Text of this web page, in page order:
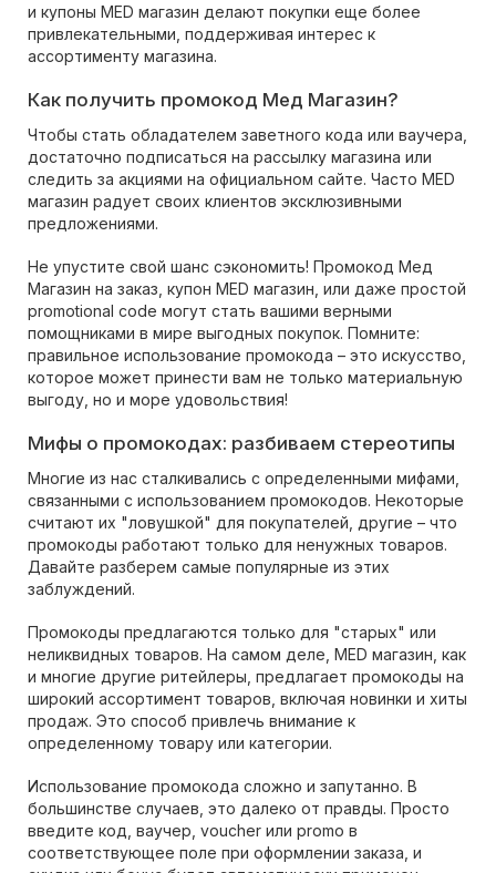
и купоны MED магазин делают покупки еще более
привлекательными, поддерживая интерес к
ассортименту магазина.
Как получить промокод Мед Магазин?
Чтобы стать обладателем заветного кода или ваучера,
достаточно подписаться на рассылку магазина или
следить за акциями на официальном сайте. Часто MED
магазин радует своих клиентов эксклюзивными
предложениями.
Не упустите свой шанс сэкономить! Промокод Мед
Магазин на заказ, купон MED магазин, или даже простой
promotional code могут стать вашими верными
помощниками в мире выгодных покупок. Помните:
правильное использование промокода – это искусство,
которое может принести вам не только материальную
выгоду, но и море удовольствия!
Мифы о промокодах: разбиваем стереотипы
Многие из нас сталкивались с определенными мифами,
связанными с использованием промокодов. Некоторые
считают их "ловушкой" для покупателей, другие – что
промокоды работают только для ненужных товаров.
Давайте разберем самые популярные из этих
заблуждений.
Промокоды предлагаются только для "старых" или
неликвидных товаров. На самом деле, MED магазин, как
и многие другие ритейлеры, предлагает промокоды на
широкий ассортимент товаров, включая новинки и хиты
продаж. Это способ привлечь внимание к
определенному товару или категории.
Использование промокода сложно и запутанно. В
большинстве случаев, это далеко от правды. Просто
введите код, ваучер, voucher или promo в
соответствующее поле при оформлении заказа, и